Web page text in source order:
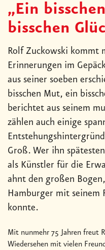
„Ein
bisschen
Rolf Zuckowski kommt
Erinnerungen im
aus seiner soeben
bisschen Mut, ein
berichtet aus seinem
zählen auch einige
Groß. Wer ihn
als Künstler für die
ahnt den großen
Hamburger mit seinem
konnte.
Mit nunmehr 75 Jahren freut
Wiedersehen mit vielen